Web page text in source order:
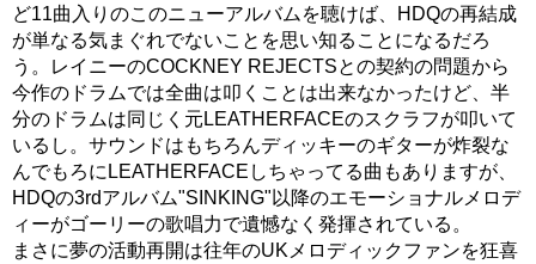
ど11曲入りのこのニューアルバムを聴けば、HDQの再結成
が単なる気まぐれでないことを思い知ることになるだろ
う。レイニーのCOCKNEY REJECTSとの契約の問題から
今作のドラムでは全曲は叩くことは出来なかったけど、半
分のドラムは同じく元LEATHERFACEのスクラフが叩いて
いるし。サウンドはもちろんディッキーのギターが炸裂な
んでもろにLEATHERFACEしちゃってる曲もありますが、
HDQの3rdアルバム"SINKING"以降のエモーショナルメロデ
ィーがゴーリーの歌唱力で遺憾なく発揮されている。
まさに夢の活動再開は往年のUKメロディックファンを狂喜